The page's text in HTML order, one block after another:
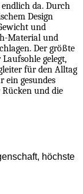
da. Durch
Design
und
Material und
Der größte
gelegt,
für den Alltag
ein gesundes
und die
höchste